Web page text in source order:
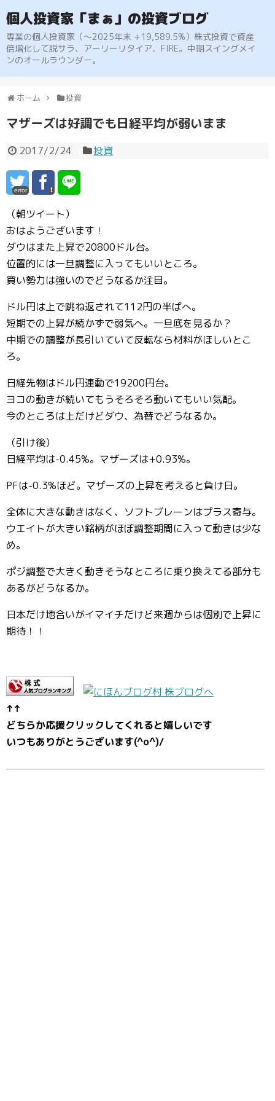
個人投資家「まぁ」の投資ブログ
専業の個人投資家（〜2025年末 +19,589.5%）株式投資で資産
倍増化して脱サラ、アーリーリタイア、FIRE。中期スイングメイ
ンのオールラウンダー。
ホーム 投資
マザーズは好調でも日経平均が弱いまま
2017/2/24 投資
error
（朝ツイート）
おはようございます！
ダウはまた上昇で20800ドル台。
位置的には一旦調整に入ってもいいところ。
買い勢力は強いのでどうなるか注目。
ドル円は上で跳ね返されて112円の半ばへ。
短期での上昇が続かずで弱気へ。一旦底を見るか？
中期での調整が長引いていて反転なら材料がほしいとこ
ろ。
日経先物はドル円連動で19200円台。
ヨコの動きが続いてもうそろそろ動いてもいい気配。
今のところは上だけどダウ、為替でどうなるか。
（引け後）
日経平均は-0.45%。マザーズは+0.93%。
PFは-0.3%ほど。マザーズの上昇を考えると負け日。
全体に大きな動きはなく、ソフトブレーンはプラス寄与。
ウエイトが大きい銘柄がほぼ調整期間に入って動きは少な
め。
ポジ調整で大きく動きそうなところに乗り換えてる部分も
あるがどうなるか。
日本だけ地合いがイマイチだけど来週からは個別で上昇に
期待！！
↑↑
どちらか応援クリックしてくれると嬉しいです
いつもありがとうございます(^o^)/